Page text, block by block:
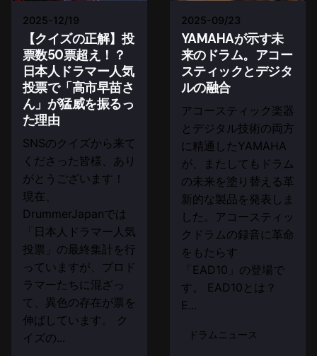
2025-12/19
【クイズの正解】投
票数50票超え！？
日本人ドラマー人気
投票で「高市早苗さ
ん」が猛威を振るっ
た理由
SNSのクイズから来て
くださった皆様、あり
がとうございます！
現在、
DrummerJapanでは
「日本人ドラマー人気
投票」の最終集計を行
っていますが、プロド
ラマーたちに混ざっ
て、異色の存在が票を
伸ばしています。 ク
イズの...
2025-09/23
YAMAHAが示す未
来のドラム。アコー
スティックとデジタ
ルの融合
アコースティック楽器
とデジタル技術の両方
に精通したYAMAHA
が、またしてもドラム
の未来を塗り替える革
新的な製品を発表しま
した。アコースティッ
クドラムの録音に革命
をもたらす
「EAD10」の登場で
す。 EAD10とは？
E...
ドラムニュース